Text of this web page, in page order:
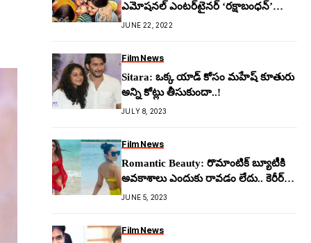
ఎమోషనల్ ఎంటర్‌టైనర్ ‘రక్షాబంధన్’
ట్రైలర్ అదిరింది
JUNE 22, 2022
Film News
Sitara: ఒక్క యాడ్ కోసం మ‌హేష్ కూతురు
అన్ని కోట్లు తీసుకుందా..!
JULY 8, 2023
Film News
Romantic Beauty: రొమాంటిక్ బ్యూటీకి
అవ‌కాశాలు ఎందుకు రావ‌డం లేదు.. కెరీర్
ముగిసిన‌ట్టేనా..!
JUNE 5, 2023
Film News